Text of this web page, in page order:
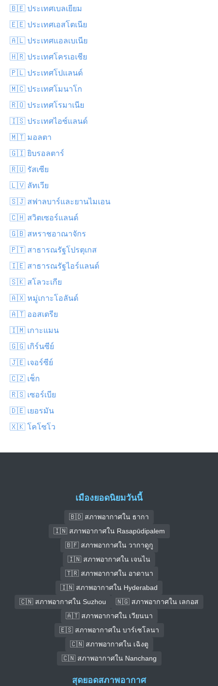
🇧🇪 ประเทศเบลเยียม
🇪🇪 ประเทศเอสโตเนีย
🇦🇱 ประเทศแอลเบเนีย
🇭🇷 ประเทศโครเอเชีย
🇵🇱 ประเทศโปแลนด์
🇲🇨 ประเทศโมนาโก
🇷🇴 ประเทศโรมาเนีย
🇮🇸 ประเทศไอซ์แลนด์
🇲🇹 มอลตา
🇬🇮 ยิบรอลตาร์
🇷🇺 รัสเซีย
🇱🇻 ลัทเวีย
🇸🇯 สฟาลบาร์และยานไมเอน
🇨🇭 สวิตเซอร์แลนด์
🇬🇧 สหราชอาณาจักร
🇵🇹 สาธารณรัฐโปรตุเกส
🇮🇪 สาธารณรัฐไอร์แลนด์
🇸🇰 สโลวะเกีย
🇦🇽 หมู่เกาะโอลันด์
🇦🇹 ออสเตรีย
🇮🇲 เกาะแมน
🇬🇬 เกิร์นซีย์
🇯🇪 เจอร์ซีย์
🇨🇿 เช็ก
🇷🇸 เซอร์เบีย
🇩🇪 เยอรมัน
🇽🇰 โคโซโว
เมืองยอดนิยมวันนี้
🇧🇩 สภาพอากาศใน ธากา
🇮🇳 สภาพอากาศใน Rasapūdipalem
🇧🇫 สภาพอากาศใน วากาดูกู
🇮🇳 สภาพอากาศใน เจนไน
🇹🇷 สภาพอากาศใน อาดานา
🇮🇳 สภาพอากาศใน Hyderabad
🇨🇳 สภาพอากาศใน Suzhou
🇳🇬 สภาพอากาศใน เลกอส
🇦🇹 สภาพอากาศใน เวียนนา
🇪🇸 สภาพอากาศใน บาร์เซโลนา
🇨🇳 สภาพอากาศใน เฉิงตู
🇨🇳 สภาพอากาศใน Nanchang
สุดยอดสภาพอากาศ